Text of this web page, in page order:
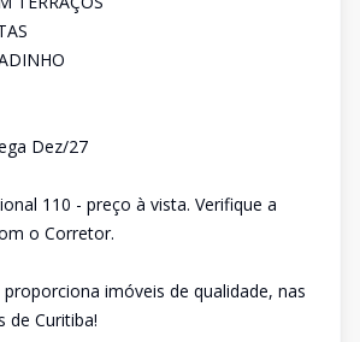
Dez/27
110 - preço à vista. Verifique a
o Corretor.
proporciona imóveis de qualidade, nas
de Curitiba!